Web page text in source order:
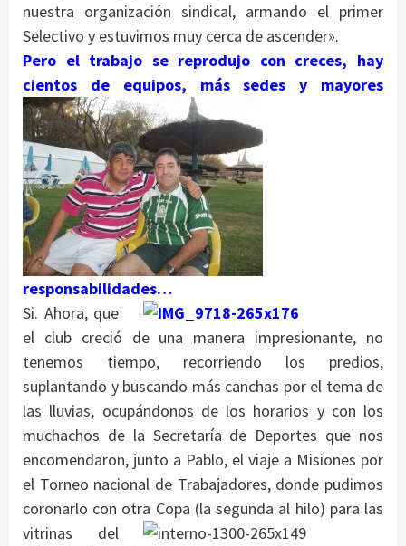
nuestra organización sindical, armando el primer
Selectivo y estuvimos muy cerca de ascender».
Pero el trabajo se reprodujo con creces, hay
cientos de equipos, mássedes y mayores
responsabilidades…
Si. Ahora, que
el club creció de una manera impresionante, no
tenemos tiempo, recorriendo los predios,
suplantando y buscando más canchas por el tema de
las lluvias, ocupándonos de los horarios y con los
muchachos de la Secretaría de Deportes que nos
encomendaron, junto a Pablo, el viaje a Misiones por
el Torneo nacional de Trabajadores, donde pudimos
coronarlo con otra Copa (la segunda al hilo) para las
vitrinas del